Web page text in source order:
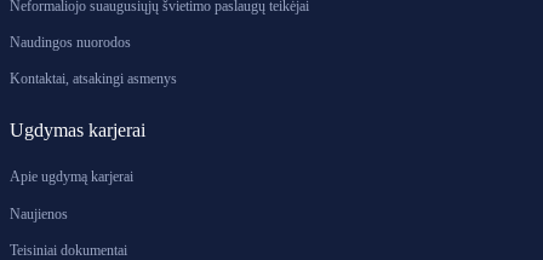
Neformaliojo suaugusiųjų švietimo paslaugų teikėjai
Naudingos nuorodos
Kontaktai, atsakingi asmenys
Ugdymas karjerai
Apie ugdymą karjerai
Naujienos
Teisiniai dokumentai